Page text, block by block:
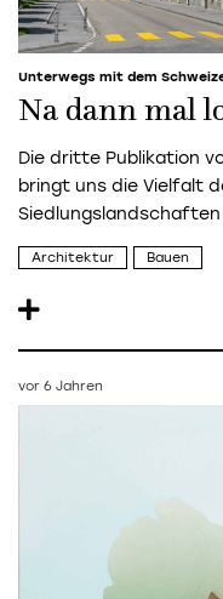
Unterwegs mit dem
Na dann mal
Die dritte Publikation
bringt uns die Vielfalt
Architektur Bauen
vor 6 Jahren